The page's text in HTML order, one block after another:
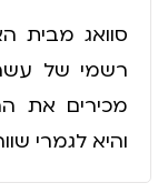
סוואג מבית
רשמי של
מכירים את
והיא לגמרי